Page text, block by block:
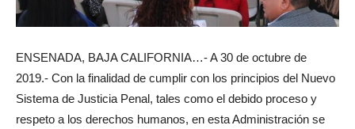
ENSENADA, BAJA CALIFORNIA…- A 30 de octubre de
2019.- Con la finalidad de cumplir con los principios del Nuevo
Sistema de Justicia Penal, tales como el debido proceso y
respeto a los derechos humanos, en esta Administración se